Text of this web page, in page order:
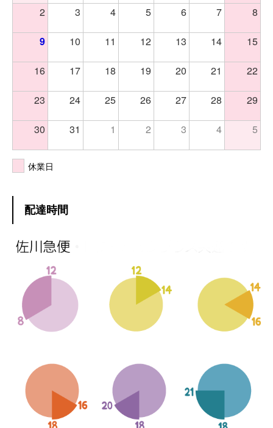
2 3 4 5 6 7 8
9 10 11 12 13 14 15
16 17 18 19 20 21 22
23 24 25 26 27 28 29
30 31 1 2 3 4 5
休業日
配達時間